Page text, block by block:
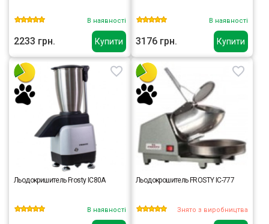
Купити
В наявності
2233 грн. Купити
В наявності
3176 грн.
Льодокришитель Frosty IC80A
В наявності
Льодокрошитель FROSTY IC-777
Знято з виробництва